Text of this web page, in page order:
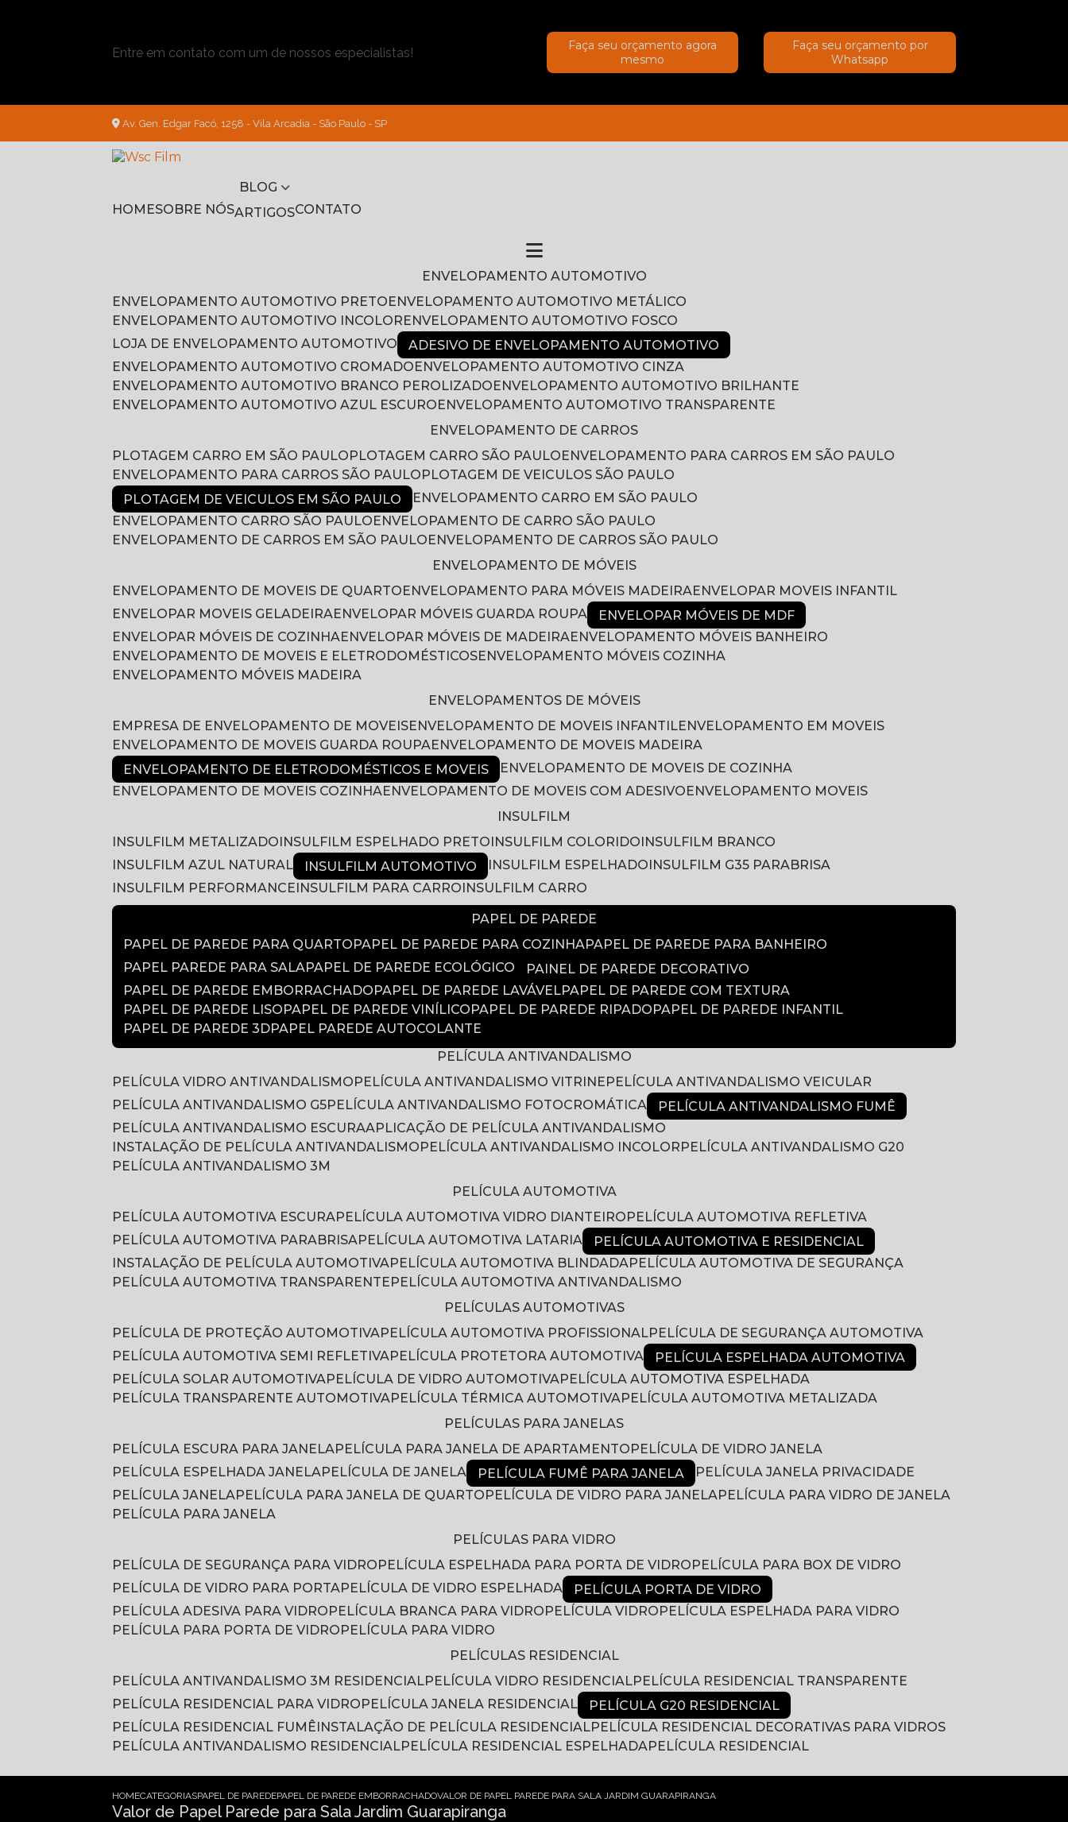
Entre em contato com um de nossos especialistas!
Faça seu orçamento agora
mesmo
Faça seu orçamento por
Whatsapp
Av. Gen. Edgar Facó, 1258 - Vila Arcadia - São Paulo - SP
HOME SOBRE NÓS
BLOG
ARTIGOS
CONTATO
ENVELOPAMENTO AUTOMOTIVO
ENVELOPAMENTO AUTOMOTIVO PRETO
ENVELOPAMENTO AUTOMOTIVO METÁLICO
ENVELOPAMENTO AUTOMOTIVO INCOLOR
ENVELOPAMENTO AUTOMOTIVO FOSCO
LOJA DE ENVELOPAMENTO AUTOMOTIVO
ADESIVO DE ENVELOPAMENTO AUTOMOTIVO
ENVELOPAMENTO AUTOMOTIVO CROMADO
ENVELOPAMENTO AUTOMOTIVO CINZA
ENVELOPAMENTO AUTOMOTIVO BRANCO PEROLIZADO
ENVELOPAMENTO AUTOMOTIVO BRILHANTE
ENVELOPAMENTO AUTOMOTIVO AZUL ESCURO
ENVELOPAMENTO AUTOMOTIVO TRANSPARENTE
ENVELOPAMENTO DE CARROS
PLOTAGEM CARRO EM SÃO PAULO
PLOTAGEM CARRO SÃO PAULO
ENVELOPAMENTO PARA CARROS EM SÃO PAULO
ENVELOPAMENTO PARA CARROS SÃO PAULO
PLOTAGEM DE VEICULOS SÃO PAULO
PLOTAGEM DE VEICULOS EM SÃO PAULO
ENVELOPAMENTO CARRO EM SÃO PAULO
ENVELOPAMENTO CARRO SÃO PAULO
ENVELOPAMENTO DE CARRO SÃO PAULO
ENVELOPAMENTO DE CARROS EM SÃO PAULO
ENVELOPAMENTO DE CARROS SÃO PAULO
ENVELOPAMENTO DE MÓVEIS
ENVELOPAMENTO DE MOVEIS DE QUARTO
ENVELOPAMENTO PARA MÓVEIS MADEIRA
ENVELOPAR MOVEIS INFANTIL
ENVELOPAR MOVEIS GELADEIRA
ENVELOPAR MÓVEIS GUARDA ROUPA
ENVELOPAR MÓVEIS DE MDF
ENVELOPAR MÓVEIS DE COZINHA
ENVELOPAR MÓVEIS DE MADEIRA
ENVELOPAMENTO MÓVEIS BANHEIRO
ENVELOPAMENTO DE MOVEIS E ELETRODOMÉSTICOS
ENVELOPAMENTO MÓVEIS COZINHA
ENVELOPAMENTO MÓVEIS MADEIRA
ENVELOPAMENTOS DE MÓVEIS
EMPRESA DE ENVELOPAMENTO DE MOVEIS
ENVELOPAMENTO DE MOVEIS INFANTIL
ENVELOPAMENTO EM MOVEIS
ENVELOPAMENTO DE MOVEIS GUARDA ROUPA
ENVELOPAMENTO DE MOVEIS MADEIRA
ENVELOPAMENTO DE ELETRODOMÉSTICOS E MOVEIS
ENVELOPAMENTO DE MOVEIS DE COZINHA
ENVELOPAMENTO DE MOVEIS COZINHA
ENVELOPAMENTO DE MOVEIS COM ADESIVO
ENVELOPAMENTO MOVEIS
INSULFILM
INSULFILM METALIZADO INSULFILM ESPELHADO PRETO INSULFILM COLORIDO INSULFILM BRANCO
INSULFILM AZUL NATURAL
INSULFILM AUTOMOTIVO INSULFILM ESPELHADO INSULFILM G35 PARABRISA
INSULFILM PERFORMANCE INSULFILM PARA CARRO INSULFILM CARRO
PAPEL DE PAREDE
PAPEL DE PAREDE PARA QUARTO
PAPEL DE PAREDE PARA COZINHA PAPEL DE PAREDE PARA BANHEIRO
PAPEL PAREDE PARA SALA PAPEL DE PAREDE ECOLÓGICO
PAINEL DE PAREDE DECORATIVO
PAPEL DE PAREDE EMBORRACHADO
PAPEL DE PAREDE LAVÁVEL PAPEL DE PAREDE COM TEXTURA
PAPEL DE PAREDE LISO
PAPEL DE PAREDE VINÍLICO PAPEL DE PAREDE RIPADO
PAPEL DE PAREDE INFANTIL
PAPEL DE PAREDE 3D PAPEL PAREDE AUTOCOLANTE
PELÍCULA ANTIVANDALISMO
PELÍCULA VIDRO ANTIVANDALISMO
PELÍCULA ANTIVANDALISMO VITRINE
PELÍCULA ANTIVANDALISMO VEICULAR
PELÍCULA ANTIVANDALISMO G5
PELÍCULA ANTIVANDALISMO FOTOCROMÁTICA
PELÍCULA ANTIVANDALISMO FUMÊ
PELÍCULA ANTIVANDALISMO ESCURA
APLICAÇÃO DE PELÍCULA ANTIVANDALISMO
INSTALAÇÃO DE PELÍCULA ANTIVANDALISMO
PELÍCULA ANTIVANDALISMO INCOLOR
PELÍCULA ANTIVANDALISMO G20
PELÍCULA ANTIVANDALISMO 3M
PELÍCULA AUTOMOTIVA
PELÍCULA AUTOMOTIVA ESCURA
PELÍCULA AUTOMOTIVA VIDRO DIANTEIRO
PELÍCULA AUTOMOTIVA REFLETIVA
PELÍCULA AUTOMOTIVA PARABRISA
PELÍCULA AUTOMOTIVA LATARIA
PELÍCULA AUTOMOTIVA E RESIDENCIAL
INSTALAÇÃO DE PELÍCULA AUTOMOTIVA
PELÍCULA AUTOMOTIVA BLINDADA
PELÍCULA AUTOMOTIVA DE SEGURANÇA
PELÍCULA AUTOMOTIVA TRANSPARENTE
PELÍCULA AUTOMOTIVA ANTIVANDALISMO
PELÍCULAS AUTOMOTIVAS
PELÍCULA DE PROTEÇÃO AUTOMOTIVA
PELÍCULA AUTOMOTIVA PROFISSIONAL
PELÍCULA DE SEGURANÇA AUTOMOTIVA
PELÍCULA AUTOMOTIVA SEMI REFLETIVA
PELÍCULA PROTETORA AUTOMOTIVA
PELÍCULA ESPELHADA AUTOMOTIVA
PELÍCULA SOLAR AUTOMOTIVA
PELÍCULA DE VIDRO AUTOMOTIVA
PELÍCULA AUTOMOTIVA ESPELHADA
PELÍCULA TRANSPARENTE AUTOMOTIVA
PELÍCULA TÉRMICA AUTOMOTIVA
PELÍCULA AUTOMOTIVA METALIZADA
PELÍCULAS PARA JANELAS
PELÍCULA ESCURA PARA JANELA
PELÍCULA PARA JANELA DE APARTAMENTO
PELÍCULA DE VIDRO JANELA
PELÍCULA ESPELHADA JANELA
PELÍCULA DE JANELA PELÍCULA FUMÊ PARA JANELA
PELÍCULA JANELA PRIVACIDADE
PELÍCULA JANELA
PELÍCULA PARA JANELA DE QUARTO PELÍCULA DE VIDRO PARA JANELA
PELÍCULA PARA VIDRO DE JANELA
PELÍCULA PARA JANELA
PELÍCULAS PARA VIDRO
PELÍCULA DE SEGURANÇA PARA VIDRO
PELÍCULA ESPELHADA PARA PORTA DE VIDRO
PELÍCULA PARA BOX DE VIDRO
PELÍCULA DE VIDRO PARA PORTA
PELÍCULA DE VIDRO ESPELHADA
PELÍCULA PORTA DE VIDRO
PELÍCULA ADESIVA PARA VIDRO
PELÍCULA BRANCA PARA VIDRO PELÍCULA VIDRO
PELÍCULA ESPELHADA PARA VIDRO
PELÍCULA PARA PORTA DE VIDRO
PELÍCULA PARA VIDRO
PELÍCULAS RESIDENCIAL
PELÍCULA ANTIVANDALISMO 3M RESIDENCIAL
PELÍCULA VIDRO RESIDENCIAL
PELÍCULA RESIDENCIAL TRANSPARENTE
PELÍCULA RESIDENCIAL PARA VIDRO
PELÍCULA JANELA RESIDENCIAL
PELÍCULA G20 RESIDENCIAL
PELÍCULA RESIDENCIAL FUMÊ INSTALAÇÃO DE PELÍCULA RESIDENCIAL
PELÍCULA RESIDENCIAL DECORATIVAS PARA VIDROS
PELÍCULA ANTIVANDALISMO RESIDENCIAL
PELÍCULA RESIDENCIAL ESPELHADA PELÍCULA RESIDENCIAL
HOMECATEGORIASPAPEL DE PAREDEPAPEL DE PAREDE EMBORRACHADOVALOR DE PAPEL PAREDE PARA SALA JARDIM GUARAPIRANGA
Valor de Papel Parede para Sala Jardim Guarapiranga